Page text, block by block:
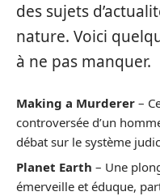
des sujets
nature. Voici
à ne pas manquer.
Making a Murderer –
controversée d’un
débat sur le système
Planet Earth – Une
émerveille et éduque,